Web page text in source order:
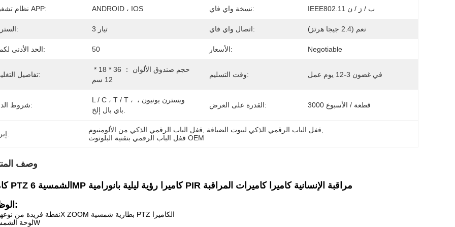
نظام تشغيل APP: ANDROID ، IOS نسخة واي فاي: IEEE802.11 ب / ز / ن
الستريم: 3 تيار اتصال واي فاي: نعم (2.4 جيجا هرتز)
الحد الأدنى لكمية: 50 الأسعار: Negotiable
تفاصيل التغليف:
12 سم
وقت التسليم: في غضون 3-12 يوم عمل
شروط الدفع:
L / C ، T / T ، ويسترن يونيون ،
القدرة على العرض: 3000 قطعة / الأسبوع
إبراز: قفل الباب الرقمي الذكي من الألومنيوم قفل الباب الرقمي الذكي لبيوت الضيافة
قفل الباب الرقمي بتقنية البلوتوث OEM
وصف
كاميرا PTZ الشمسية 6MP كاميرا رؤية ليلية بانورامية PIR مراقبة الإنسانية كاميرا كاميرات المراقبة
الوظيفة:
نقطة فريدة من نوعها: 12X ZOOM بطارية شمسية PTZ الكاميرا
لوحة الشمس: 3W